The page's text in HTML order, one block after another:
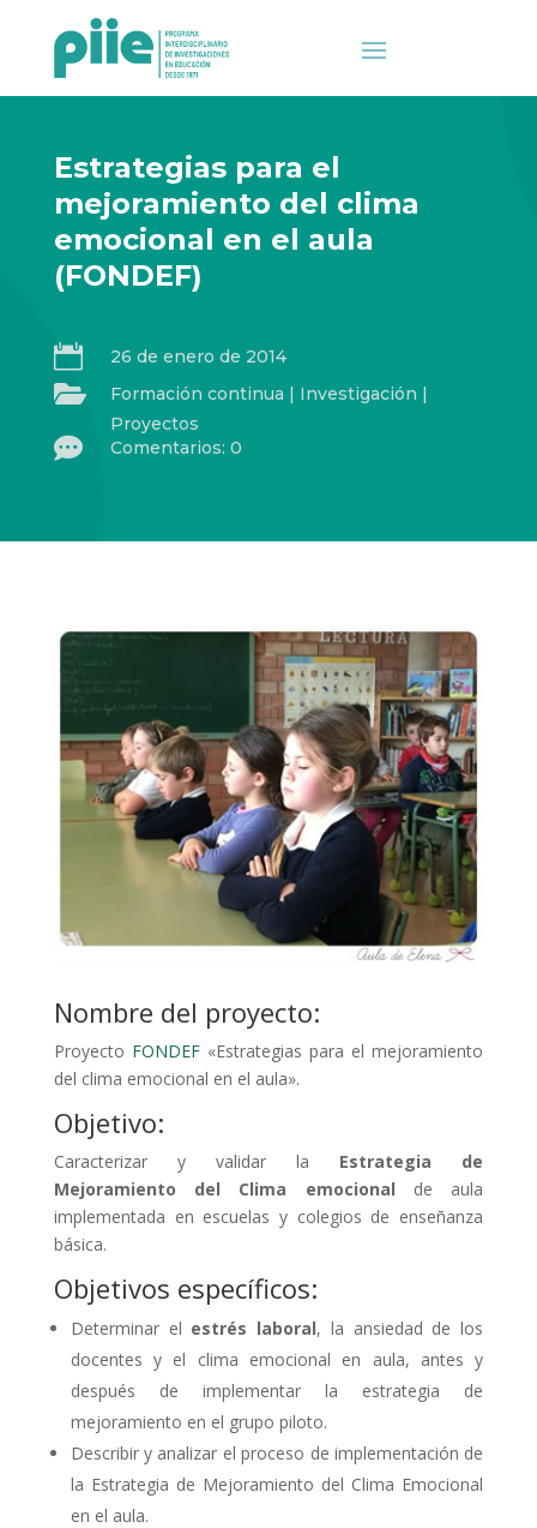
Estrategias para el
mejoramiento del clima
emocional en el aula
(FONDEF)
 26 de enero de 2014
 Formación continua | Investigación |
Proyectos
 Comentarios: 0
Nombre del proyecto:
Proyecto FONDEF«Estrategias para el mejoramiento
del clima emocional en el aula».
Objetivo:
Caracterizar y validar la Estrategia de
Mejoramiento del Clima emocional de aula
implementada en escuelas y colegios de enseñanza
básica.
Objetivos específicos:
Determinar el estrés laboral, la ansiedad de los
docentes y el clima emocional en aula, antes y
después de implementar la estrategia de
mejoramiento en el grupo piloto.
Describir y analizar el proceso de implementación de
la Estrategia de Mejoramiento del Clima Emocional
en el aula.